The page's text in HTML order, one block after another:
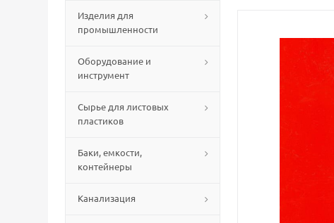
Изделия для
промышленности
Оборудование и
инструмент
Сырье для листовых
пластиков
Баки, емкости,
контейнеры
Канализация